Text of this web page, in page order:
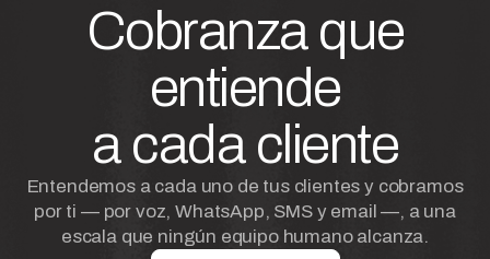
Cobranza que
entiende
a cada cliente
Entendemos a cada uno de tus clientes y cobramos
por ti — por voz, WhatsApp, SMS y email —, a una
escala que ningún equipo humano alcanza.